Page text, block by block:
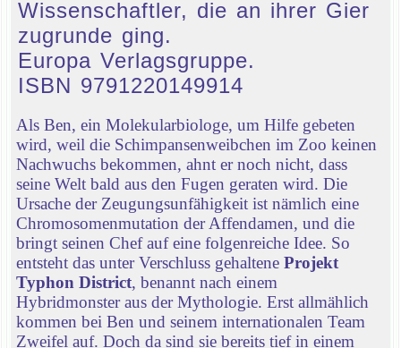
Wissenschaftler, die an ihrer Gier
zugrunde ging.
Europa Verlagsgruppe.
ISBN 9791220149914
Als Ben, ein Molekularbiologe, um Hilfe gebeten
wird, weil die Schimpansenweibchen im Zoo keinen
Nachwuchs bekommen, ahnt er noch nicht, dass
seine Welt bald aus den Fugen geraten wird. Die
Ursache der Zeugungsunfähigkeit ist nämlich eine
Chromosomenmutation der Affendamen, und die
bringt seinen Chef auf eine folgenreiche Idee. So
entsteht das unter Verschluss gehaltene Projekt
Typhon District, benannt nach einem
Hybridmonster aus der Mythologie. Erst allmählich
kommen bei Ben und seinem internationalen Team
Zweifel auf. Doch da sind sie bereits tief in einem